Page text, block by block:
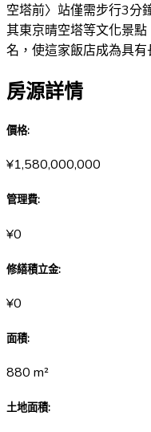
空塔前〉站僅需步行3分
其東京晴空塔等文化景
名，使這家飯店成為具
房源詳情
價格:
¥1,580,000,000
管理費:
¥0
修繕積立金:
¥0
面積:
880 m²
土地面積: